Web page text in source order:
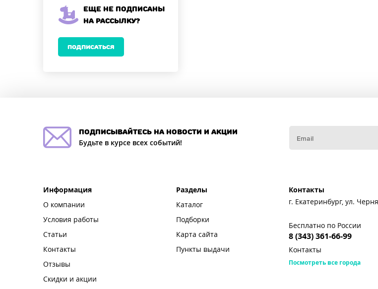
Еще не подписаны
на рассылку?
ПОДПИСАТЬСЯ
подписывайтесь на новости и акции
Будьте в курсе всех событий!
Информация
О компании
Условия работы
Статьи
Контакты
Отзывы
Скидки и акции
Разделы
Каталог
Подборки
Карта сайта
Пункты выдачи
Контакты
г. Екатеринбург, ул.
Бесплатно по России
8 (343) 361-66-99
Контакты
Посмотреть все города